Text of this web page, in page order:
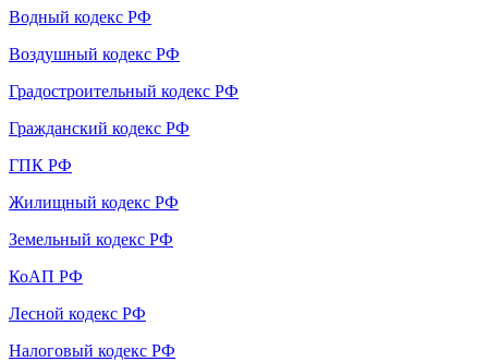
Водный кодекс РФ
Воздушный кодекс РФ
Градостроительный кодекс РФ
Гражданский кодекс РФ
ГПК РФ
Жилищный кодекс РФ
Земельный кодекс РФ
КоАП РФ
Лесной кодекс РФ
Налоговый кодекс РФ